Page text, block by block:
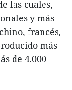
las cuales,
y más
francés,
más
de 4.000